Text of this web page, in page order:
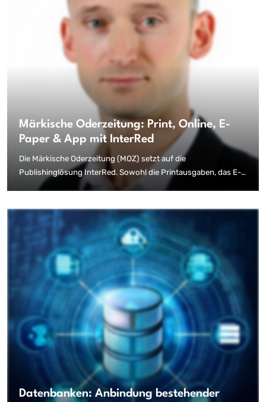
Märkische Oderzeitung: Print, Online, E-
Paper & App mit InterRed
Die Märkische Oderzeitung (MOZ) setzt auf die
Publishinglösung InterRed. Sowohl die Printausgaben, das E-
Paper in seinen zahlreichen Lokalvarianten als auch die Website
Implementierung des Systems für den digitalen Ausgabekanal
ging nun mit einem umfangreichen Website-Relaunch einher.
Dabei bleibt die Redaktion in ihrer Content Strategie
vollkommen flexibel.
Datenbanken: Anbindung bestehender